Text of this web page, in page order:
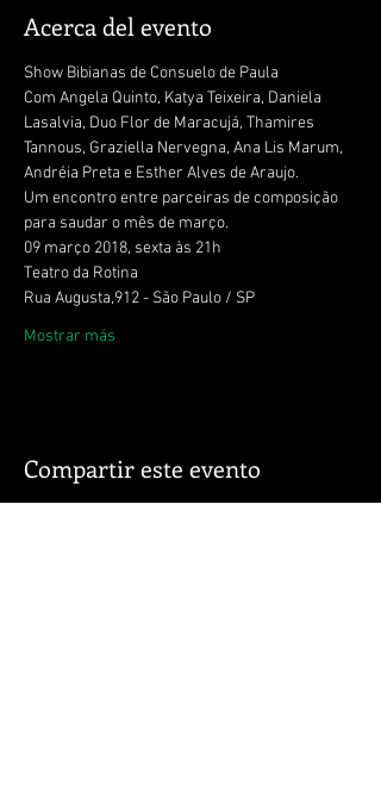
Acerca del evento
Com Angela Quinto, Katya Teixeira, Daniela
Lasalvia, Duo Flor de Maracujá, Thamires
Tannous, Graziella Nervegna, Ana Lis Marum,
Um encontro entre parceiras de composição
Mostrar más
Compartir este evento